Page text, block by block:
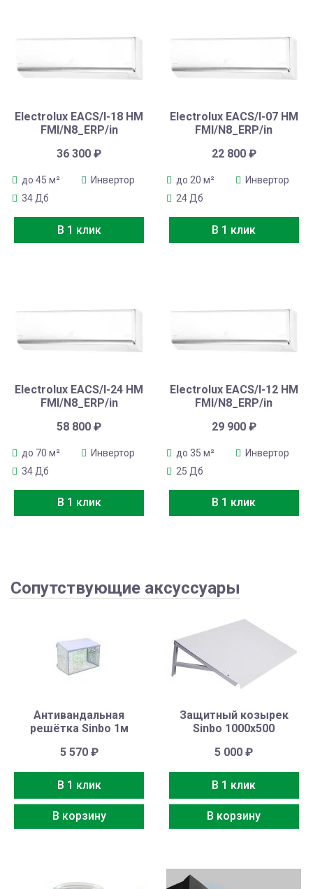
Electrolux EACS/I-18 HM
FMI/N8_ERP/in
36 300₽
до 45 м²
Инвертор
34 Дб
В 1 клик
Electrolux EACS/I-07 HM
FMI/N8_ERP/in
22 800 ₽
до 20 м²
Инвертор
24 Дб
В 1 клик
Electrolux EACS/I-24 HM
FMI/N8_ERP/in
58 800₽
до 70 м²
Инвертор
34 Дб
В 1 клик
Electrolux EACS/I-12 HM
FMI/N8_ERP/in
29 900 ₽
до 35 м²
Инвертор
25 Дб
В 1 клик
Сопутствующие аксуссуары
Антивандальная
решётка Sinbo 1м
5 570 ₽
В 1 клик
В корзину
Защитный козырек
Sinbo 1000х500
5 000₽
В 1 клик
В корзину